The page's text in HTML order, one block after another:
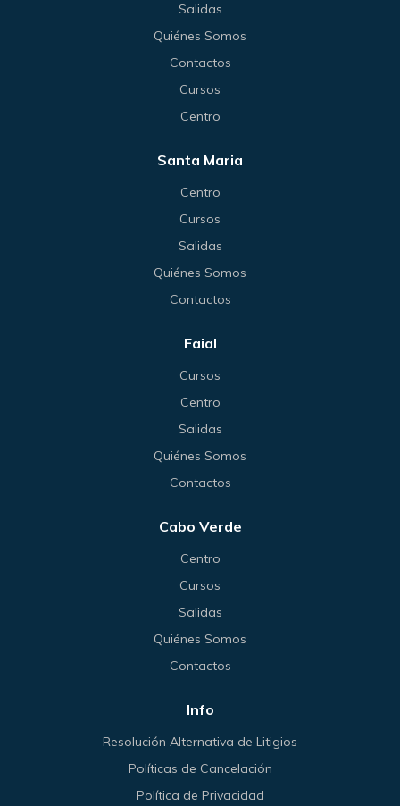
Salidas
Quiénes Somos
Contactos
Cursos
Centro
Santa Maria
Centro
Cursos
Salidas
Quiénes Somos
Contactos
Faial
Cursos
Centro
Salidas
Quiénes Somos
Contactos
Cabo Verde
Centro
Cursos
Salidas
Quiénes Somos
Contactos
Info
Resolución Alternativa de Litigios
Políticas de Cancelación
Política de Privacidad